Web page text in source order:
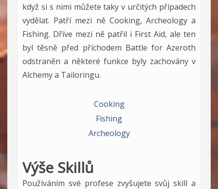
když si s nimi můžete taky v určitých případech
vydělat. Patří mezi ně Cooking, Archeology a
Fishing. Dříve mezi ně patřil i First Aid, ale ten
byl těsně před příchodem Battle for Azeroth
odstraněn a některé funkce byly zachovány v
Alchemy a Tailoringu.
Cooking
Fishing
Archeology
Výše Skillů
Používáním své profese zvyšujete svůj skill a